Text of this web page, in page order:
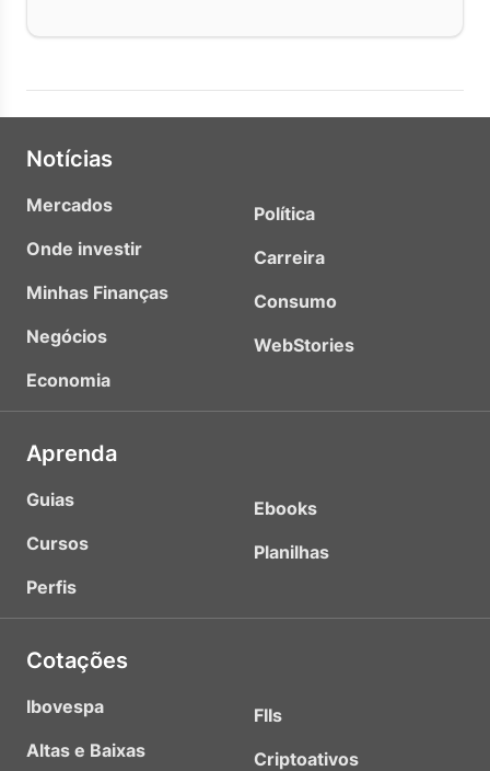
Notícias
Mercados
Onde investir
Minhas Finanças
Negócios
Economia
Política
Carreira
Consumo
WebStories
Aprenda
Guias
Cursos
Perfis
Ebooks
Planilhas
Cotações
Ibovespa
Altas e Baixas
FIIs
Criptoativos